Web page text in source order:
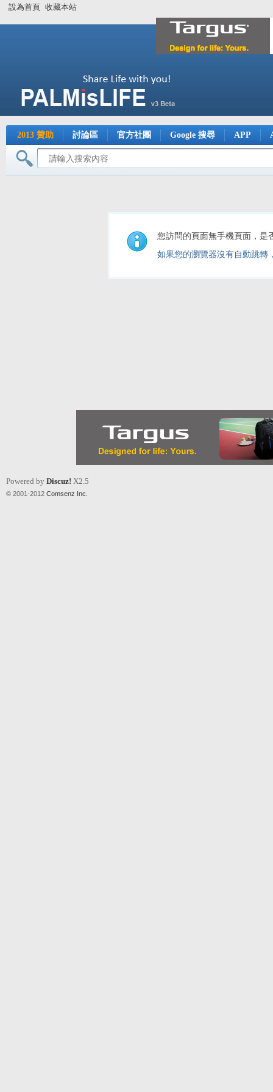
設為首頁 收藏本站
2013 贊助 討論區 官方社團 Google 搜尋 APP
您訪問的頁面無手機頁面，是
如果您的瀏覽器沒有自動跳轉
Powered by Discuz! X2.5
© 2001-2012 Comsenz Inc.